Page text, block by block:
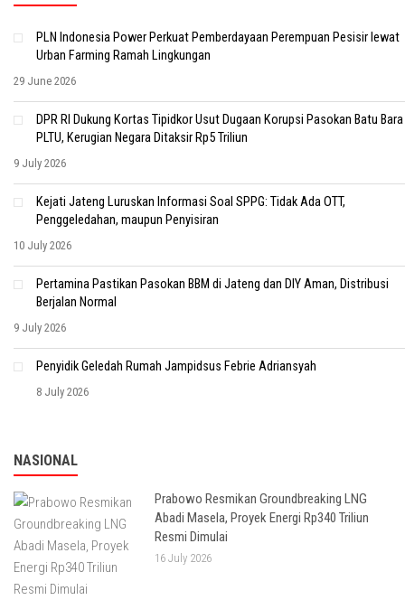
PLN Indonesia Power Perkuat Pemberdayaan Perempuan Pesisir lewat
Urban Farming Ramah Lingkungan
29 June 2026
DPR RI Dukung Kortas Tipidkor Usut Dugaan Korupsi Pasokan Batu Bara
PLTU, Kerugian Negara Ditaksir Rp5 Triliun
9 July 2026
Kejati Jateng Luruskan Informasi Soal SPPG: Tidak Ada OTT,
Penggeledahan, maupun Penyisiran
10 July 2026
Pertamina Pastikan Pasokan BBM di Jateng dan DIY Aman, Distribusi
Berjalan Normal
9 July 2026
Penyidik Geledah Rumah Jampidsus Febrie Adriansyah
8 July 2026
NASIONAL
Prabowo Resmikan Groundbreaking LNG
Abadi Masela, Proyek Energi Rp340 Triliun
Resmi Dimulai
16 July 2026